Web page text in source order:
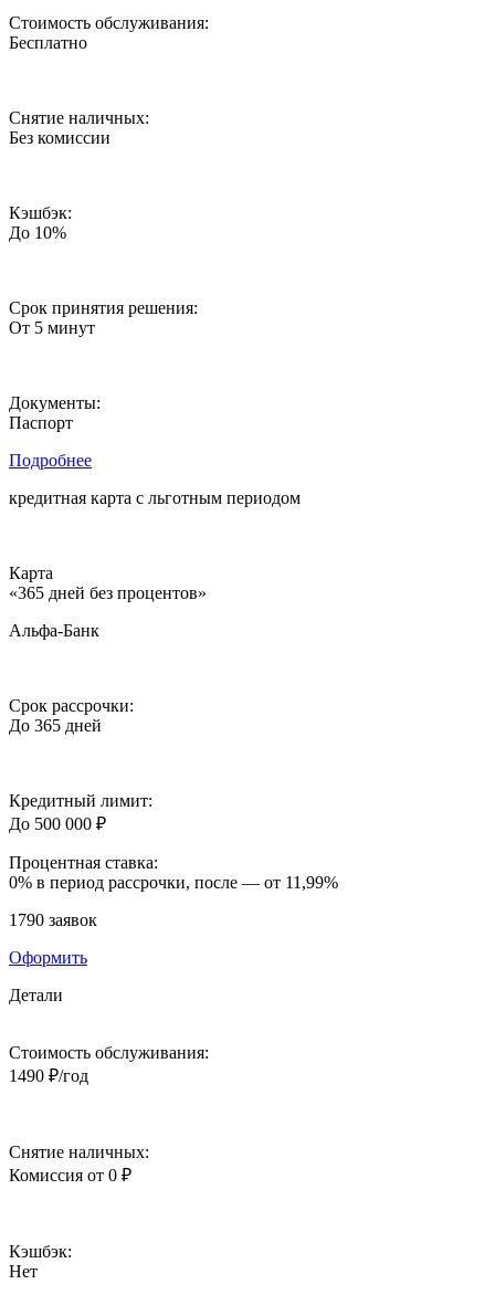
Стоимость обслуживания:
Бесплатно
Снятие наличных:
Без комиссии
Кэшбэк:
До 10%
Срок принятия решения:
От 5 минут
Документы:
Паспорт
Подробнее
кредитная карта c льготным периодом
Карта
«365 дней без процентов»
Альфа-Банк
Срок рассрочки:
До 365 дней
Кредитный лимит:
До 500 000 ₽
Процентная ставка:
0% в период рассрочки, после — от 11,99%
1790 заявок
Оформить
Детали
Стоимость обслуживания:
1490 ₽/год
Снятие наличных:
Комиссия от 0 ₽
Кэшбэк:
Нет